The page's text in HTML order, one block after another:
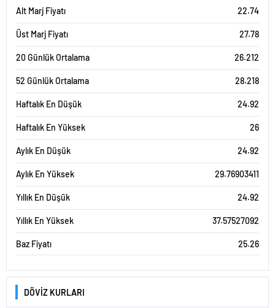
Alt Marj Fiyatı 22.74
Üst Marj Fiyatı 27.78
20 Günlük Ortalama 26.212
52 Günlük Ortalama 28.218
Haftalık En Düşük 24.92
Haftalık En Yüksek 26
Aylık En Düşük 24.92
Aylık En Yüksek 29.76903411
Yıllık En Düşük 24.92
Yıllık En Yüksek 37.57527092
Baz Fiyatı 25.26
DÖVİZ KURLARI